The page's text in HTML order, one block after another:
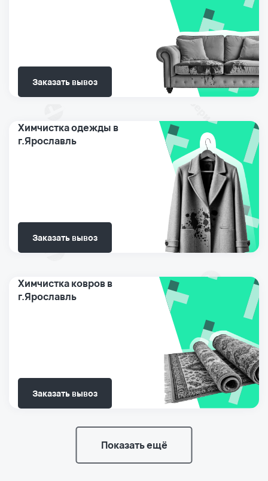
Заказать вывоз
Химчистка одежды в
г.Ярославль
Заказать вывоз
Химчистка ковров в
г.Ярославль
Заказать вывоз
Показать ещё